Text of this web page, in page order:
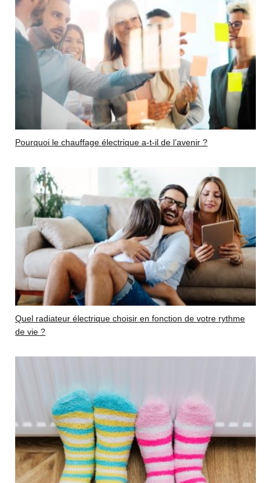
Pourquoi le chauffage électrique a-t-il de l’avenir ?
Quel radiateur électrique choisir en fonction de votre rythme
de vie ?